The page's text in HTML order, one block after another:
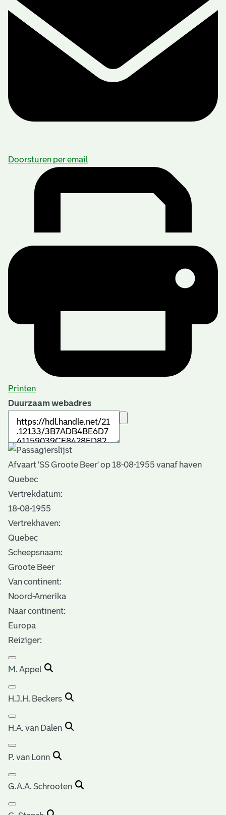
Doorsturen per email
Printen
Duurzaam webadres
Afvaart 'SS Groote Beer' op 18-08-1955 vanaf haven
Quebec
Vertrekdatum:
18-08-1955
Vertrekhaven:
Quebec
Scheepsnaam:
Groote Beer
Van continent:
Noord-Amerika
Naar continent:
Europa
Reiziger:
M. Appel
H.J.H. Beckers
H.A. van Dalen
P. van Lonn
G.A.A. Schrooten